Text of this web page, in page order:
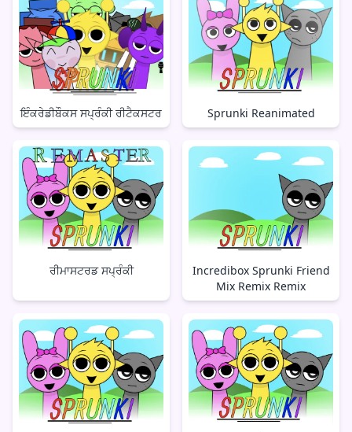
ਇੰਕਰੇਡੀਬੌਕਸ ਸਪ੍ਰੰਕੀ ਰੀਟੈਕਸਟਰ Sprunki Reanimated
ਰੀਮਾਸਟਰਡ ਸਪ੍ਰੰਕੀ
Incredibox Sprunki Friend
Mix Remix Remix